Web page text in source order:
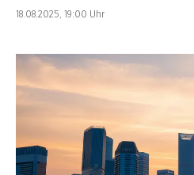
18.08.2025, 19:00 Uhr